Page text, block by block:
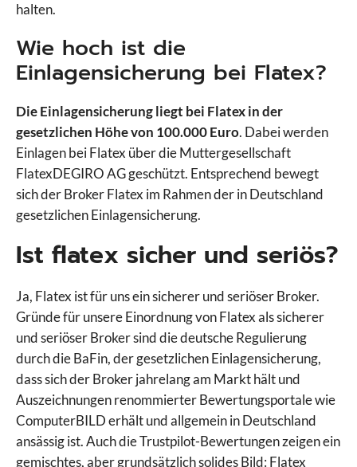
halten.
Wie hoch ist die
Einlagensicherung bei Flatex?
Die Einlagensicherung liegt bei Flatex in der
gesetzlichen Höhe von 100.000 Euro. Dabei werden
Einlagen bei Flatex über die Muttergesellschaft
FlatexDEGIRO AG geschützt. Entsprechend bewegt
sich der Broker Flatex im Rahmen der in Deutschland
gesetzlichen Einlagensicherung.
Ist flatex sicher und seriös?
Ja, Flatex ist für uns ein sicherer und seriöser Broker.
Gründe für unsere Einordnung von Flatex als sicherer
und seriöser Broker sind die deutsche Regulierung
durch die BaFin, der gesetzlichen Einlagensicherung,
dass sich der Broker jahrelang am Markt hält und
Auszeichnungen renommierter Bewertungsportale wie
ComputerBILD erhält und allgemein in Deutschland
ansässig ist. Auch die Trustpilot-Bewertungen zeigen ein
gemischtes, aber grundsätzlich solides Bild: Flatex